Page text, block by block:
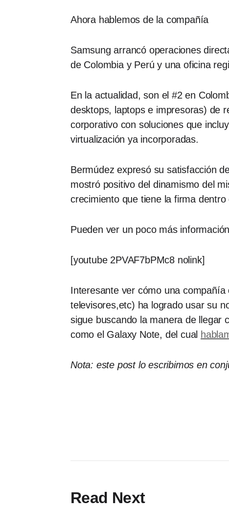
Ahora hablemos de la compañía
Samsung arrancó operaciones
de Colombia y Perú y una oficina
En la actualidad, son el #2 en
desktops, laptops e impresoras) de
corporativo con soluciones que
virtualización ya incorporadas.
Bermúdez expresó su satisfacción
mostró positivo del dinamismo del
crecimiento que tiene la firma dentro
Pueden ver un poco más
[youtube 2PVAF7bPMc8 nolink]
Interesante ver cómo una
televisores,etc) ha logrado usar su
sigue buscando la manera de llegar
como el Galaxy Note, del cual
Nota: este post lo escribimos en
Read Next